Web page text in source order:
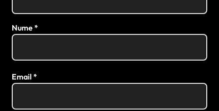
Nume*
Email *